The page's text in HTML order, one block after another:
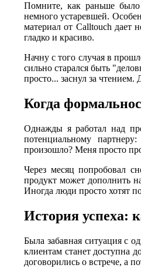
Помните, как раньше было
немного устаревшей.
материал от Calltouch дает
гладко и красиво.
Начну с того случая в
сильно старался быть
просто... заснул за
Когда
Однажды я работал над
потенциальному
произошло? Меня просто
Через месяц попробовал
продукт может дополнить
Иногда люди просто хотят
История успеха:
Была забавная ситуация с
клиентам станет доступна
договорились о встрече, а